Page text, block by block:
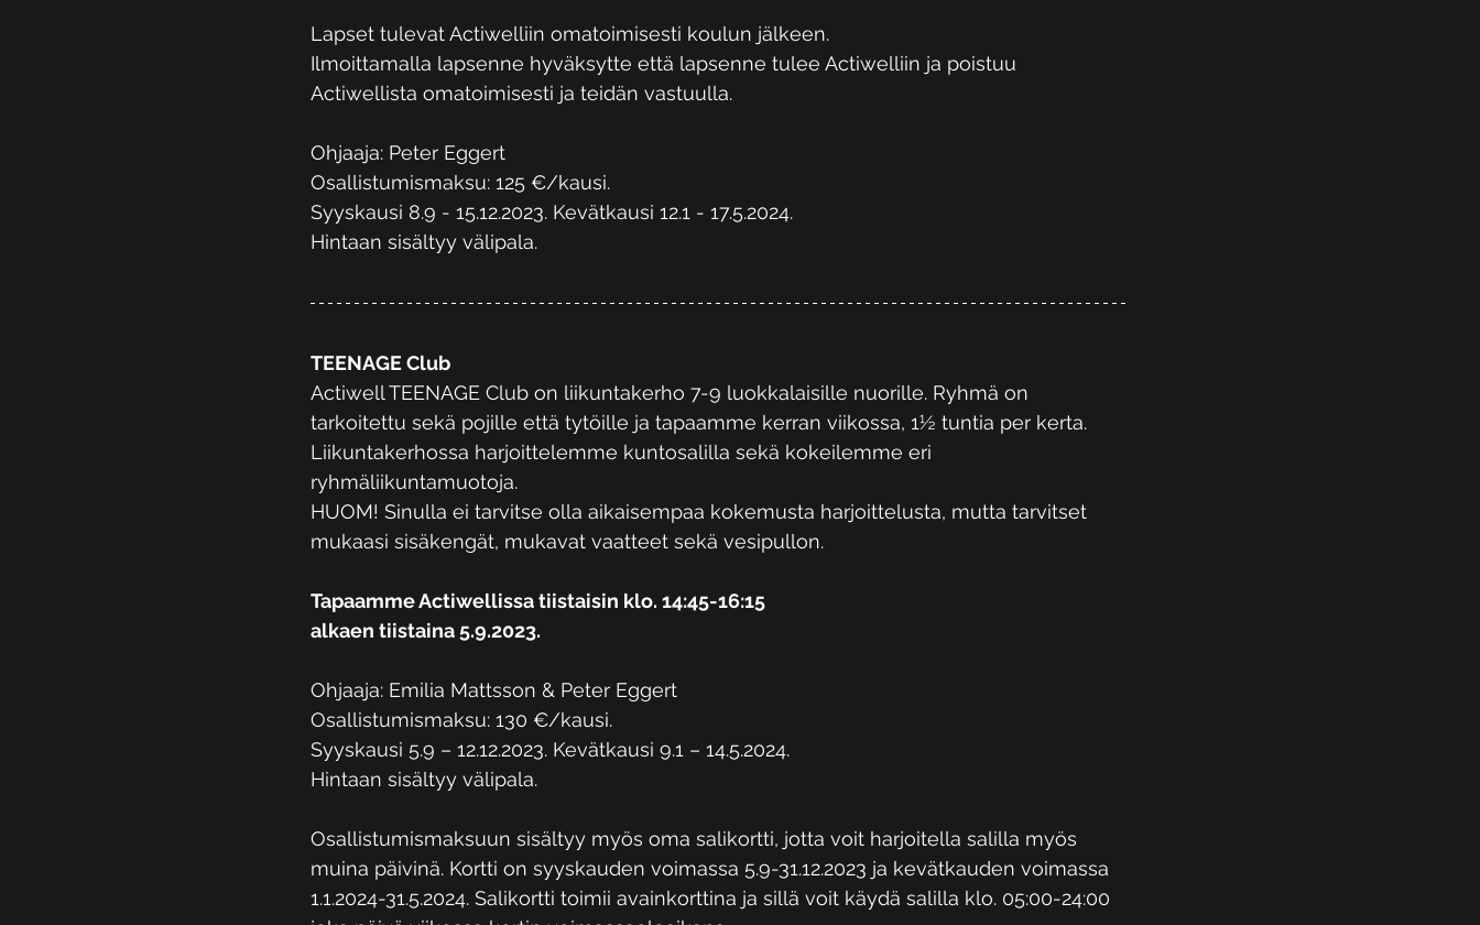
Lapset tulevat Actiwelliin omatoimisesti koulun jälkeen.
Ilmoittamalla lapsenne hyväksytte että lapsenne tulee Actiwelliin ja poistuu
Actiwellista omatoimisesti ja teidän vastuulla.
Ohjaaja: Peter Eggert
Osallistumismaksu: 125 €/kausi.
Syyskausi 8.9 - 15.12.2023. Kevätkausi 12.1 - 17.5.2024.
Hintaan sisältyy välipala.
TEENAGE Club
Actiwell TEENAGE Club on liikuntakerho 7-9 luokkalaisille nuorille. Ryhmä on
tarkoitettu sekä pojille että tytöille ja tapaamme kerran viikossa, 1½ tuntia per kerta.
Liikuntakerhossa harjoittelemme kuntosalilla sekä kokeilemme eri
ryhmäliikuntamuotoja.
HUOM! Sinulla ei tarvitse olla aikaisempaa kokemusta harjoittelusta, mutta tarvitset
mukaasi sisäkengät, mukavat vaatteet sekä vesipullon.
Tapaamme Actiwellissa tiistaisin klo. 14:45-16:15
alkaen tiistaina 5.9.2023.
Ohjaaja: Emilia Mattsson & Peter Eggert
Osallistumismaksu: 130 €/kausi.
Syyskausi 5.9 – 12.12.2023. Kevätkausi 9.1 – 14.5.2024.
Hintaan sisältyy välipala.
Osallistumismaksuun sisältyy myös oma salikortti, jotta voit harjoitella salilla myös
muina päivinä. Kortti on syyskauden voimassa 5.9-31.12.2023 ja kevätkauden voimassa
1.1.2024-31.5.2024. Salikortti toimii avainkorttina ja sillä voit käydä salilla klo. 05:00-24:00